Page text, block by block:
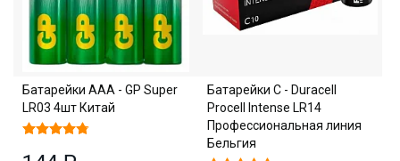
Батарейки ААА - GP Super
LR03 4шт Китай
Батарейки С - Duracell
Procell Intense LR14
Профессиональная линия
Бельгия